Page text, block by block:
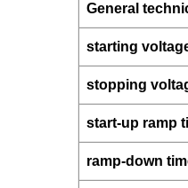
General
starting
stopping
start-up ramp
ramp-down